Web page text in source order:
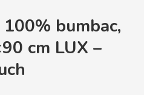
bumbac,
cm LUX –